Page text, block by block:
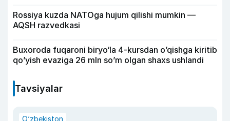
Rossiya kuzda NATOga hujum qilishi mumkin —
AQSH razvedkasi
Buxoroda fuqaroni biryo‘la 4-kursdan o’qishga kiritib
qo’yish evaziga 26 mln so’m olgan shaxs ushlandi
Tavsiyalar
O‘zbekiston